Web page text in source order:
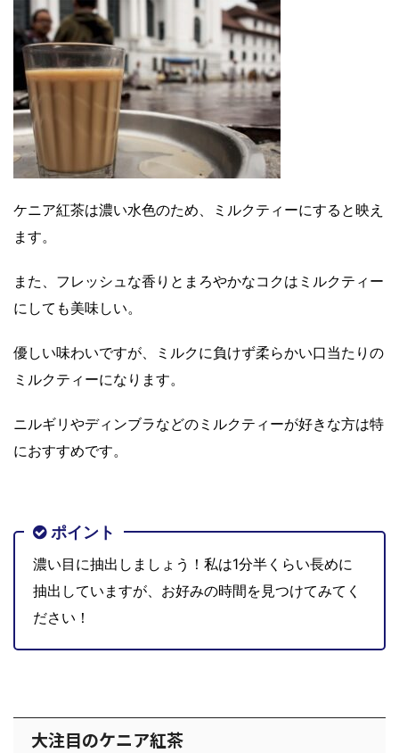
ケニア紅茶は濃い水色のため、ミルクティーにすると映え
ます。
また、フレッシュな香りとまろやかなコクはミルクティー
にしても美味しい。
優しい味わいですが、ミルクに負けず柔らかい口当たりの
ミルクティーになります。
ニルギリやディンブラなどのミルクティーが好きな方は特
におすすめです。
ポイント
濃い目に抽出しましょう！私は1分半くらい長めに
抽出していますが、お好みの時間を見つけてみてく
ださい！
大注目のケニア紅茶